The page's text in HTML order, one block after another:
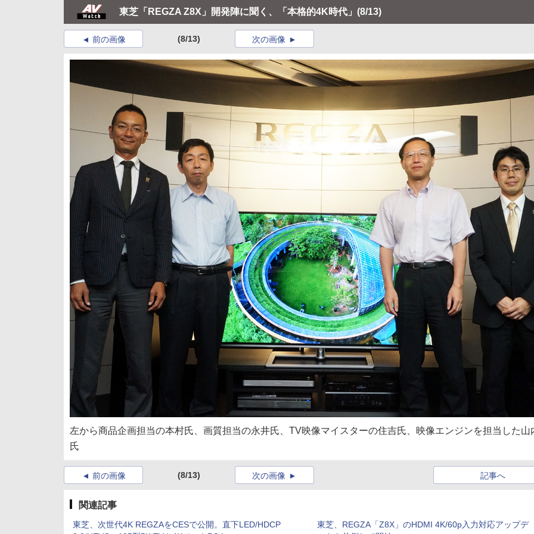
東芝「REGZA Z8X」開発陣に聞く、「本格的4K時代」 (8/13)
前の画像 (8/13) 次の画像
左から商品企画担当の本村氏、画質担当の永井氏、TV映像マイスターの住吉氏、映像エンジンを担当した山
氏
前の画像 (8/13) 記事へ
次の画像
関連記事
東芝、次世代4K REGZAをCESで公開。直下LED/HDCP
東芝、REGZA「Z8X」のHDMI 4K/60p入力対応アップデ